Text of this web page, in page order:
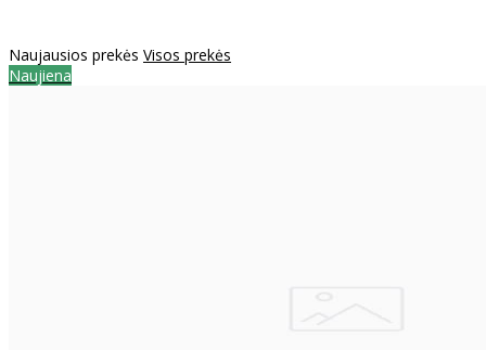
Naujausios prekės Visos prekės
Naujiena